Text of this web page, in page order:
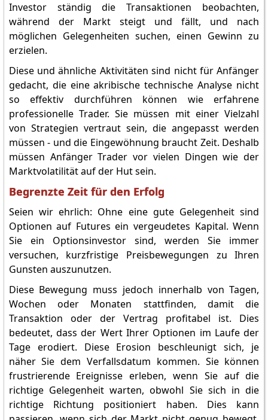
Investor ständig die Transaktionen beobachten,
während der Markt steigt und fällt, und nach
möglichen Gelegenheiten suchen, einen Gewinn zu
erzielen.
Diese und ähnliche Aktivitäten sind nicht für Anfänger
gedacht, die eine akribische technische Analyse nicht
so effektiv durchführen können wie erfahrene
professionelle Trader. Sie müssen mit einer Vielzahl
von Strategien vertraut sein, die angepasst werden
müssen - und die Eingewöhnung braucht Zeit. Deshalb
müssen Anfänger Trader vor vielen Dingen wie der
Marktvolatilität auf der Hut sein.
Begrenzte Zeit für den Erfolg
Seien wir ehrlich: Ohne eine gute Gelegenheit sind
Optionen auf Futures ein vergeudetes Kapital. Wenn
Sie ein Optionsinvestor sind, werden Sie immer
versuchen, kurzfristige Preisbewegungen zu Ihren
Gunsten auszunutzen.
Diese Bewegung muss jedoch innerhalb von Tagen,
Wochen oder Monaten stattfinden, damit die
Transaktion oder der Vertrag profitabel ist. Dies
bedeutet, dass der Wert Ihrer Optionen im Laufe der
Tage erodiert. Diese Erosion beschleunigt sich, je
näher Sie dem Verfallsdatum kommen. Sie können
frustrierende Ereignisse erleben, wenn Sie auf die
richtige Gelegenheit warten, obwohl Sie sich in die
richtige Richtung positioniert haben. Dies kann